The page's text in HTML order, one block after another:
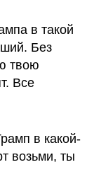
в такой
Без
твою
Все
в какой-
возьми, ты